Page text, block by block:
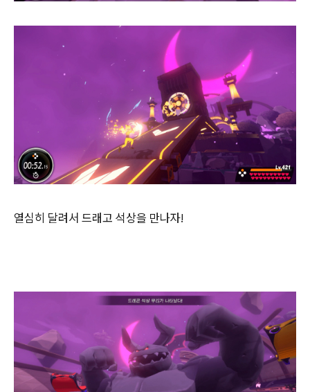
열심히 달려서 드래고 석상을 만나자!